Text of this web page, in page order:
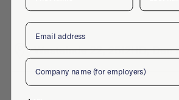
Westeinde 22, 2512HD, Den
Email
Company